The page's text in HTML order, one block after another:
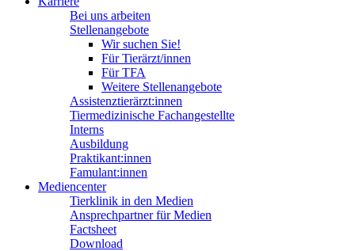
Bei uns arbeiten
Stellenangebote
Wir suchen Sie!
Für Tierärzt/innen
Für TFA
Weitere Stellenangebote
Assistenztierärzt:innen
Tiermedizinische Fachangestellte
Interns
Ausbildung
Praktikant:innen
Famulant:innen
Mediencenter
Tierklinik in den Medien
Ansprechpartner für Medien
Factsheet
Download